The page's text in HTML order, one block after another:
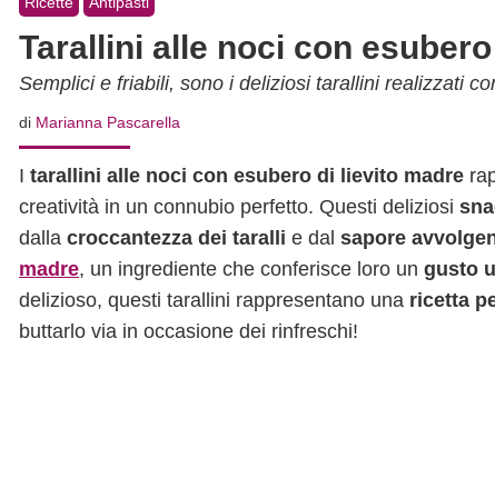
Tarallini alle noci con
Semplici e friabili, sono i deliziosi tarallini realizzati
di Marianna Pascarella
I tarallini alle noci con esubero di lievito madre
creatività in un connubio perfetto. Questi deliziosi
dalla croccantezza dei taralli e dal sapore
madre, un ingrediente che conferisce loro un gusto
delizioso, questi tarallini rappresentano una ricetta
buttarlo via in occasione dei rinfreschi!